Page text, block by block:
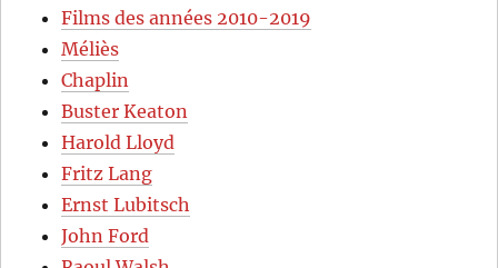
Films des années 2010-2019
Méliès
Chaplin
Buster Keaton
Harold Lloyd
Fritz Lang
Ernst Lubitsch
John Ford